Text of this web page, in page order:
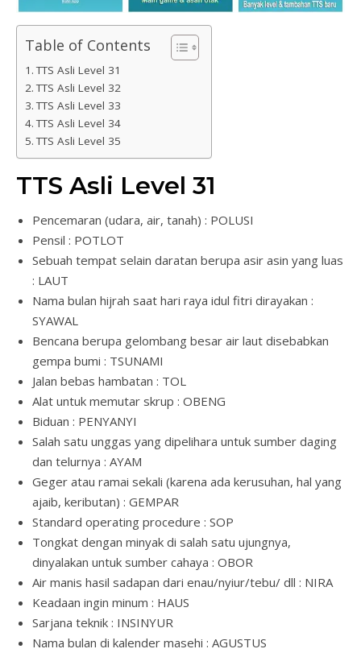
Table of Contents
TTS Asli Level 31
TTS Asli Level 32
TTS Asli Level 33
TTS Asli Level 34
TTS Asli Level 35
TTS Asli Level 31
Pencemaran (udara, air, tanah) : POLUSI
Pensil : POTLOT
Sebuah tempat selain daratan berupa asir asin yang luas
: LAUT
Nama bulan hijrah saat hari raya idul fitri dirayakan :
SYAWAL
Bencana berupa gelombang besar air laut disebabkan
gempa bumi : TSUNAMI
Jalan bebas hambatan : TOL
Alat untuk memutar skrup : OBENG
Biduan : PENYANYI
Salah satu unggas yang dipelihara untuk sumber daging
dan telurnya : AYAM
Geger atau ramai sekali (karena ada kerusuhan, hal yang
ajaib, keributan) : GEMPAR
Standard operating procedure : SOP
Tongkat dengan minyak di salah satu ujungnya,
dinyalakan untuk sumber cahaya : OBOR
Air manis hasil sadapan dari enau/nyiur/tebu/ dll : NIRA
Keadaan ingin minum : HAUS
Sarjana teknik : INSINYUR
Nama bulan di kalender masehi : AGUSTUS